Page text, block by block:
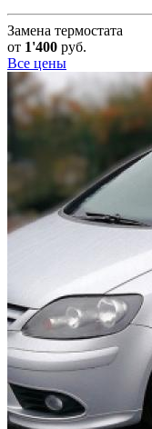
Замена термостата
от 1'400 руб.
Все цены